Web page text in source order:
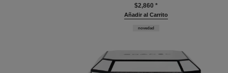
$2,860 *
Añadir al Carrito
novedad